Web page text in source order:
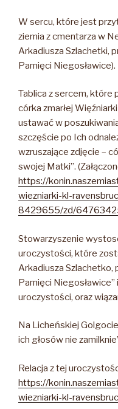
W sercu, które jest
ziemia z cmentarza w
Arkadiusza Szlachetki,
Pamięci Niegosławice).
Tablica z sercem, które
córka zmarłej
ustawać w
szczęście po Ich
wzruszające zdjęcie –
swojej Matki”.
https://
wiezniarki-kl-
8429655/zd/
Stowarzyszenie
uroczystości, które
Arkadiusza Szlachetko,
Pamięci
uroczystości, oraz
Na Licheńskiej
ich głosów nie
Relacja z tej
https://
wiezniarki-kl-